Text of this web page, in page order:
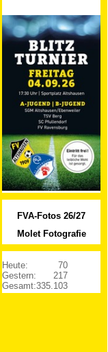
FVA-Fotos 26/27
Molet Fotografie
Heute:
70
Gestern:
217
Gesamt:335.103